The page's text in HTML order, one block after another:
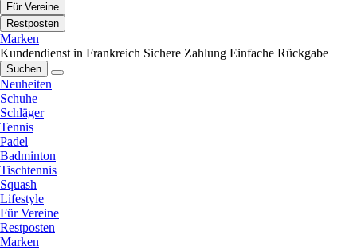
Für Vereine
Restposten
Marken
Kundendienst in Frankreich Sichere Zahlung Einfache Rückgabe
Suchen
Neuheiten
Schuhe
Schläger
Tennis
Padel
Badminton
Tischtennis
Squash
Lifestyle
Für Vereine
Restposten
Marken